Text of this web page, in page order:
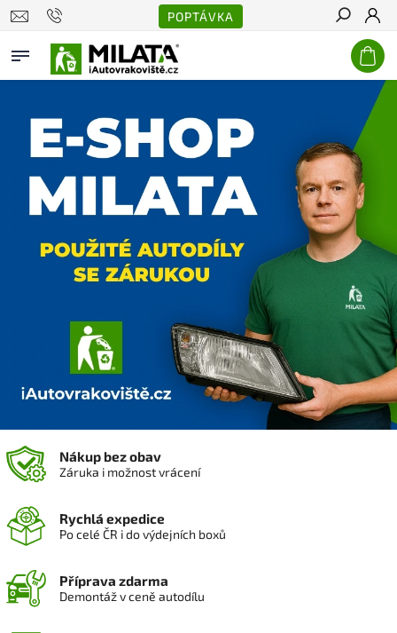
POPTÁVKA
Hledat
Nákup bez obav
Záruka i možnost vrácení
Rychlá expedice
Po celé ČR i do výdejních boxů
Příprava zdarma
Demontáž v ceně autodílu